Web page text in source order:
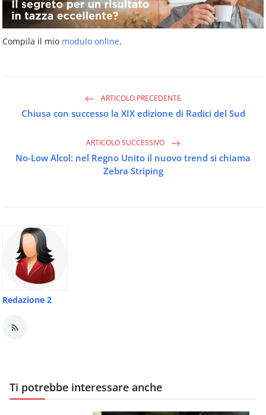
Compila il mio modulo online.
ARTICOLO PRECEDENTE
Chiusa con successo la XIX edizione di Radici del Sud
ARTICOLO SUCCESSIVO
No-Low Alcol: nel Regno Unito il nuovo trend si chiama
Zebra Striping
Redazione 2
Ti potrebbe interessare anche